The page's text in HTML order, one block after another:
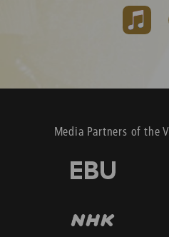
Media Partners of the